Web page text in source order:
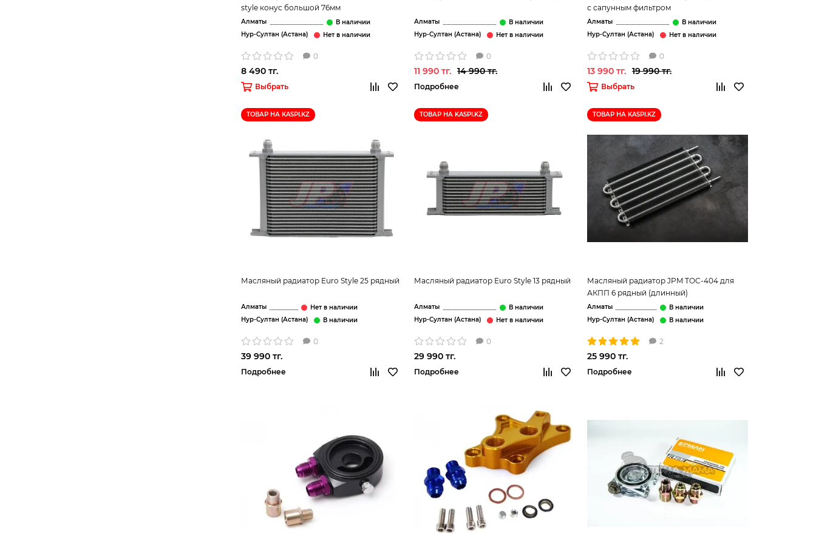
style конус большой 76мм
Алматы
Нур-Султан (Астана)
0
8 490 тг.
Выбрать
Алматы
Нур-Султан (Астана)
0
11 990 тг. 14 990 тг.
Подробнее
с сапунным фильтром
Алматы
Нур-Султан (Астана)
0
13 990 тг. 19 990 тг.
Выбрать
ТОВАР НА KASPI.KZ
Масляный радиатор Euro Style 25 рядный
Алматы
Нур-Султан (Астана)
0
39 990 тг.
Подробнее
ТОВАР НА KASPI.KZ
Масляный радиатор Euro Style 13 рядный
Алматы
Нур-Султан (Астана)
0
29 990 тг.
Подробнее
ТОВАР НА KASPI.KZ
Масляный радиатор JPM TOC-404 для
АКПП 6 рядный (длинный)
Алматы
Нур-Султан (Астана)
2
25 990 тг.
Подробнее